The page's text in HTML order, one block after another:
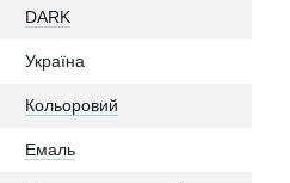
DARK
Україна
Кольоровий
Емаль